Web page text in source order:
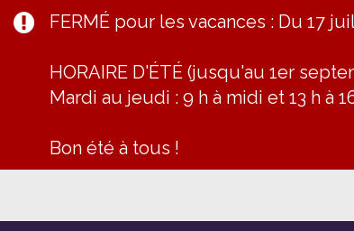
FERMÉ pour les vacances : Du 17
HORAIRE D'ÉTÉ (jusqu'au 1er
Mardi au jeudi : 9 h à midi et 13 h à
Bon été à tous !